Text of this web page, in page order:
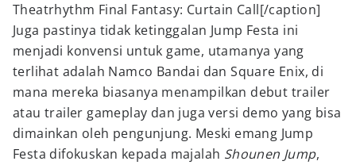
Theatrhythm Final Fantasy: Curtain Call[/caption]
Juga pastinya tidak ketinggalan Jump Festa ini
menjadi konvensi untuk game, utamanya yang
terlihat adalah Namco Bandai dan Square Enix, di
mana mereka biasanya menampilkan debut trailer
atau trailer gameplay dan juga versi demo yang bisa
dimainkan oleh pengunjung. Meski emang Jump
Festa difokuskan kepada majalah Shounen Jump,